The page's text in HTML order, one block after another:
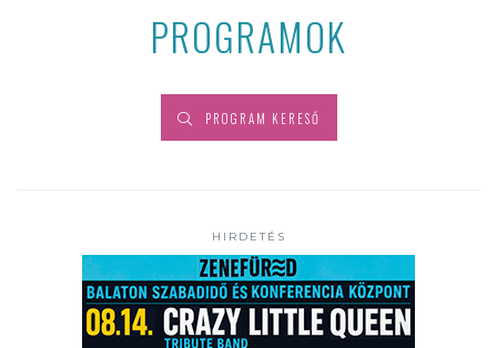
PROGRAMOK
PROGRAM KERESŐ
HIRDETÉS